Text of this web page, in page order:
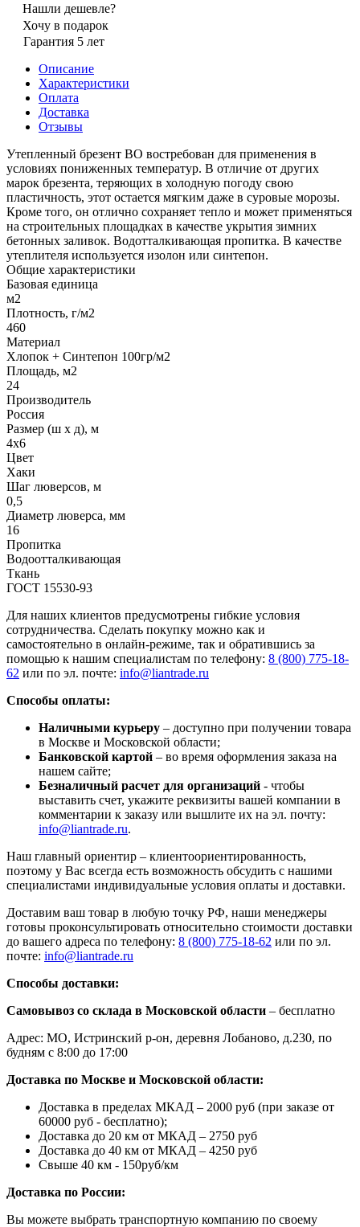
Нашли дешевле?
Хочу в подарок
Гарантия 5 лет
Описание
Характеристики
Оплата
Доставка
Отзывы
Утепленный брезент ВО востребован для применения в
условиях пониженных температур. В отличие от других
марок брезента, теряющих в холодную погоду свою
пластичность, этот остается мягким даже в суровые морозы.
Кроме того, он отлично сохраняет тепло и может применяться
на строительных площадках в качестве укрытия зимних
бетонных заливок. Водотталкивающая пропитка. В качестве
утеплителя используется изолон или синтепон.
Общие характеристики
Базовая единица
м2
Плотность, г/м2
460
Материал
Хлопок + Синтепон 100гр/м2
Площадь, м2
24
Производитель
Россия
Размер (ш х д), м
4х6
Цвет
Хаки
Шаг люверсов, м
0,5
Диаметр люверса, мм
16
Пропитка
Водоотталкивающая
Ткань
ГОСТ 15530-93
Для наших клиентов предусмотрены гибкие условия
сотрудничества. Сделать покупку можно как и
самостоятельно в онлайн-режиме, так и обратившись за
помощью к нашим специалистам по телефону: 8 (800) 775-18-
62 или по эл. почте: info@liantrade.ru
Способы оплаты:
Наличными курьеру – доступно при получении товара
в Москве и Московской области;
Банковской картой – во время оформления заказа на
нашем сайте;
Безналичный расчет для организаций - чтобы
выставить счет, укажите реквизиты вашей компании в
комментарии к заказу или вышлите их на эл. почту:
info@liantrade.ru.
Наш главный ориентир – клиентоориентированность,
поэтому у Вас всегда есть возможность обсудить с нашими
специалистами индивидуальные условия оплаты и доставки.
Доставим ваш товар в любую точку РФ, наши менеджеры
готовы проконсультировать относительно стоимости доставки
до вашего адреса по телефону: 8 (800) 775-18-62 или по эл.
почте: info@liantrade.ru
Способы доставки:
Самовывоз со склада в Московской области – бесплатно
Адрес: МО, Истринский р-он, деревня Лобаново, д.230, по
будням с 8:00 до 17:00
Доставка по Москве и Московской области:
Доставка в пределах МКАД – 2000 руб (при заказе от
60000 руб - бесплатно);
Доставка до 20 км от МКАД – 2750 руб
Доставка до 40 км от МКАД – 4250 руб
Свыше 40 км - 150руб/км
Доставка по России:
Вы можете выбрать транспортную компанию по своему